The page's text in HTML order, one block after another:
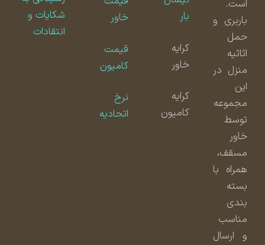
است.
باربری و
حمل
اثاثیه
منزل در
مجموعه
توسط
مسقف،
همراه با
بسته
بندی
مناسب
و ارسال
کامیون
قیمت
کامیون
اتحادیه
شکایات و
انتقادات